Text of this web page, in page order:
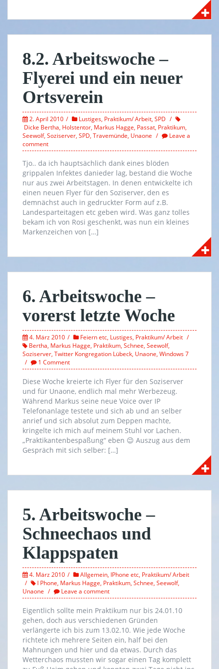
8.2. Arbeitswoche –
Flyerei und ein neuer
Ortsverein
2. April 2010 Lustiges, Praktikum/ Arbeit, SPD
Dicke Bertha, Holstentor, Markus Hagge, Passat, Praktikum,
Seewolf, Soziserver, SPD, Travemünde, Unaone
Leave a
comment
Tjo.. da ich hauptsächlich dank eines blöden
grippalen Infektes danieder lag, bestand die Woche
nur aus zwei Arbeitstagen. In denen entwickelte ich
einen neuen Flyer für den Soziserver, den es
demnächst auch in gedruckter Form auf z.B.
Landesparteitagen etc geben wird. Was ganz tolles
bekam ich von Rosi geschenkt, was nun ein kleines
Markenzeichen von […]
6. Arbeitswoche –
vorerst letzte Woche
4. März 2010 Feiern etc, Lustiges, Praktikum/ Arbeit
Bertha, Markus Hagge, Praktikum, Schnee, Seewolf,
Soziserver, Twitter Kongregation Lübeck, Unaone, Windows 7
1 Comment
Diese Woche kreierte ich Flyer für den Soziserver
und für Unaone, endlich mal mehr Werbezeug.
Während Markus seine neue Voice over IP
Telefonanlage testete und sich ab und an selber
anrief und sich absolut zum Deppen machte,
kringelte ich mich auf meinem Stuhl vor Lachen.
„Praktikantenbespaßung“ eben 😉 Auszug aus dem
Gespräch mit sich selber: […]
5. Arbeitswoche –
Schneechaos und
Klappspaten
4. März 2010 Allgemein, IPhone etc, Praktikum/ Arbeit
I Phone, Markus Hagge, Praktikum, Schnee, Seewolf,
Unaone
Leave a comment
Eigentlich sollte mein Praktikum nur bis 24.01.10
gehen, doch aus verschiedenen Gründen
verlängerte ich bis zum 13.02.10. Wie jede Woche
richtete ich mehrere Seiten ein, half bei den
Mahnungen und hier und da etwas. Durch das
Wetterchaos mussten wir sogar einen Tag komplett